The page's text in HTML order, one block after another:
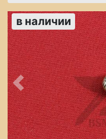
в наличии
Предыдущее